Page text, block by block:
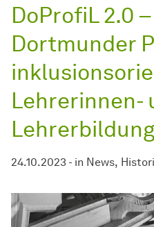
DoProfiL 2.0
Dortmunder
Lehrerinnen-
Lehrerbildung
24.10.2023 - in News